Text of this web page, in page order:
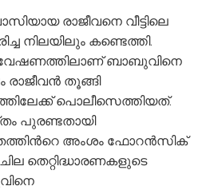
രാജീവനെ വീട്ടിലെ
നിലയിലും കണ്ടെത്തി.
ബാബുവിനെ
തൂങ്ങി
പൊലീസെത്തിയത്.
പുരണ്ടതായി
അംശം ഫോറന്‍സിക്
തെറ്റിദ്ധാരണകളുടെ